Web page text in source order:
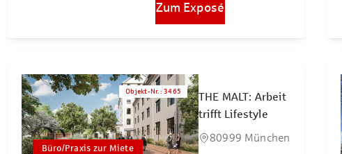
Zum Exposé
Büro/Praxis zur Miete
Objekt-Nr. :3465
THE MALT: Arbeit
trifft Lifestyle
80999 München